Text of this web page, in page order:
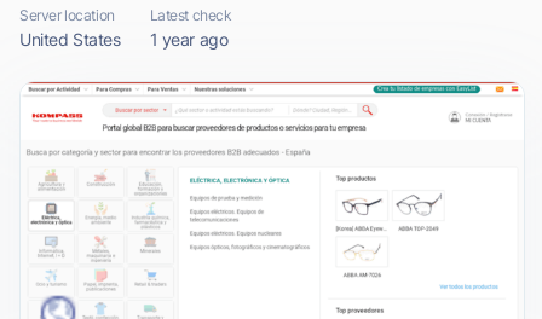
Server location
United States
Latest check
1 year ago